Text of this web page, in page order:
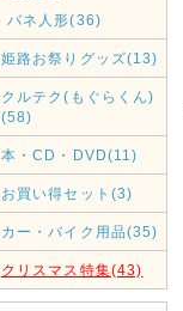
バネ人形(36)
姫路お祭りグッズ(13)
クルテク(もぐらくん)
(58)
本・CD・DVD(11)
お買い得セット(3)
カー・バイク用品(35)
クリスマス特集(43)